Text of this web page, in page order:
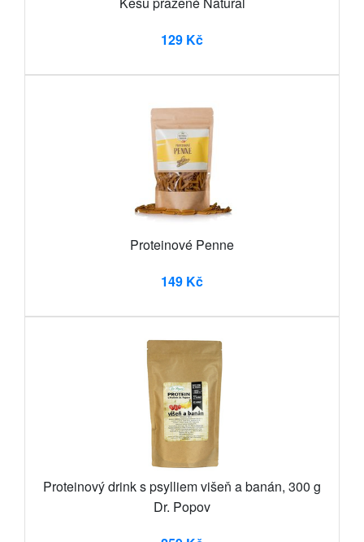
129 Kč
Proteinové Penne
149 Kč
Proteinový drink s psylliem višeň a banán, 300 g
Dr. Popov